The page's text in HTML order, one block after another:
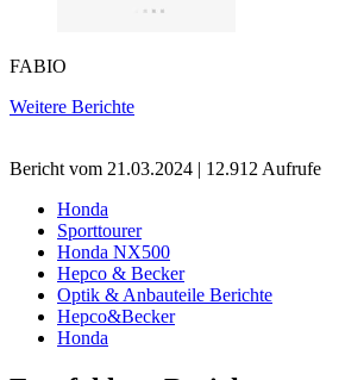
FABIO
Weitere Berichte
Bericht vom 21.03.2024 | 12.912 Aufrufe
Honda
Sporttourer
Honda NX500
Hepco & Becker
Optik & Anbauteile Berichte
Hepco&Becker
Honda